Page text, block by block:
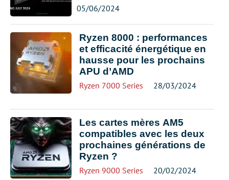
05/06/2024
Ryzen 8000 : performances
et efficacité énergétique en
hausse pour les prochains
APU d’AMD
Ryzen 7000 Series 28/03/2024
Les cartes mères AM5
compatibles avec les deux
prochaines générations de
Ryzen ?
Ryzen 9000 Series 20/02/2024